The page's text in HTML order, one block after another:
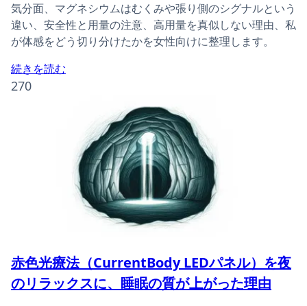
気分面、マグネシウムはむくみや張り側のシグナルという
違い、安全性と用量の注意、高用量を真似しない理由、私
が体感をどう切り分けたかを女性向けに整理します。
続きを読む
270
赤色光療法（CurrentBody LEDパネル）を夜
のリラックスに、睡眠の質が上がった理由